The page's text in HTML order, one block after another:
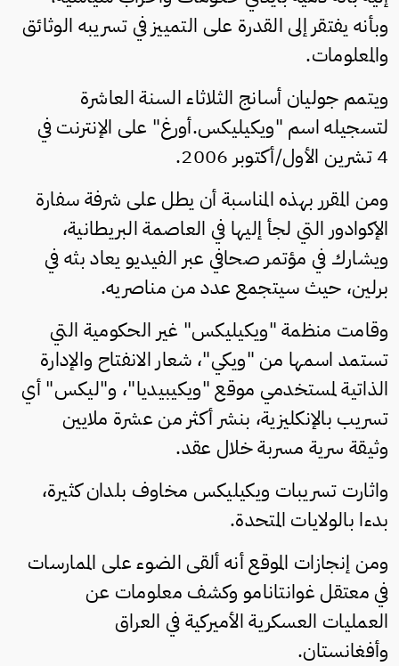
وبأنه يفتقر إلى القدرة على التمييز في تسريبه الوثائق
والمعلومات.
ويتمم جوليان أسانج الثلاثاء السنة العاشرة
لتسجيله اسم "ويكيليكس.أورغ" على الإنترنت في
4 تشرين الأول/أكتوبر 2006.
ومن المقرر بهذه المناسبة أن يطل على شرفة سفارة
الإكوادور التي لجأ إليها في العاصمة البريطانية،
ويشارك في مؤتمر صحافي عبر الفيديو يعاد بثه في
برلين، حيث سيتجمع عدد من مناصريه.
وقامت منظمة "ويكيليكس" غير الحكومية التي
تستمد اسمها من "ويكي"، شعار الانفتاح والإدارة
الذاتية لمستخدمي موقع "ويكيبيديا"، و"ليكس" أي
تسريب بالإنكليزية، بنشر أكثر من عشرة ملايين
وثيقة سرية مسربة خلال عقد.
واثارت تسريبات ويكيليكس مخاوف بلدان كثيرة،
بدءا بالولايات المتحدة.
ومن إنجازات الموقع أنه ألقى الضوء على الممارسات
في معتقل غوانتانامو وكشف معلومات عن
العمليات العسكرية الأميركية في العراق
وأفغانستان.